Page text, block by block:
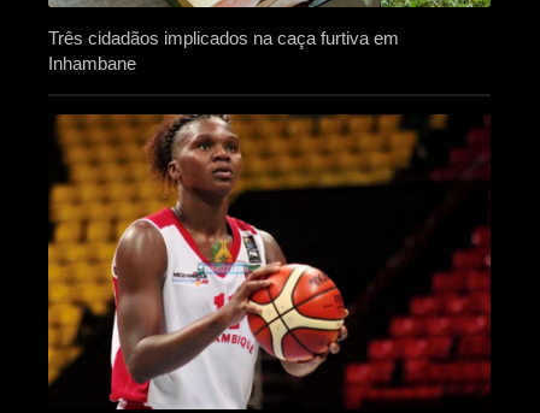
Três cidadãos implicados na caça furtiva em
Inhambane